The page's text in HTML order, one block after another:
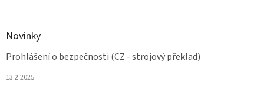
Novinky
Prohlášení o bezpečnosti (CZ - strojový překlad)
13.2.2025